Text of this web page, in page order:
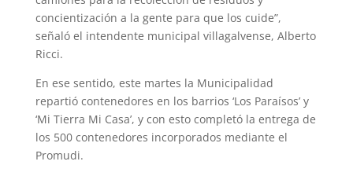
concientización a la gente para que los cuide”,
señaló el intendente municipal villagalvense, Alberto
Ricci.
En ese sentido, este martes la Municipalidad
repartió contenedores en los barrios ‘Los Paraísos’ y
‘Mi Tierra Mi Casa’, y con esto completó la entrega de
los 500 contenedores incorporados mediante el
Promudi.